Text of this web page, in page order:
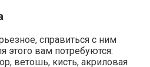
справиться с ним
этого вам потребуются:
ветошь, кисть, акриловая